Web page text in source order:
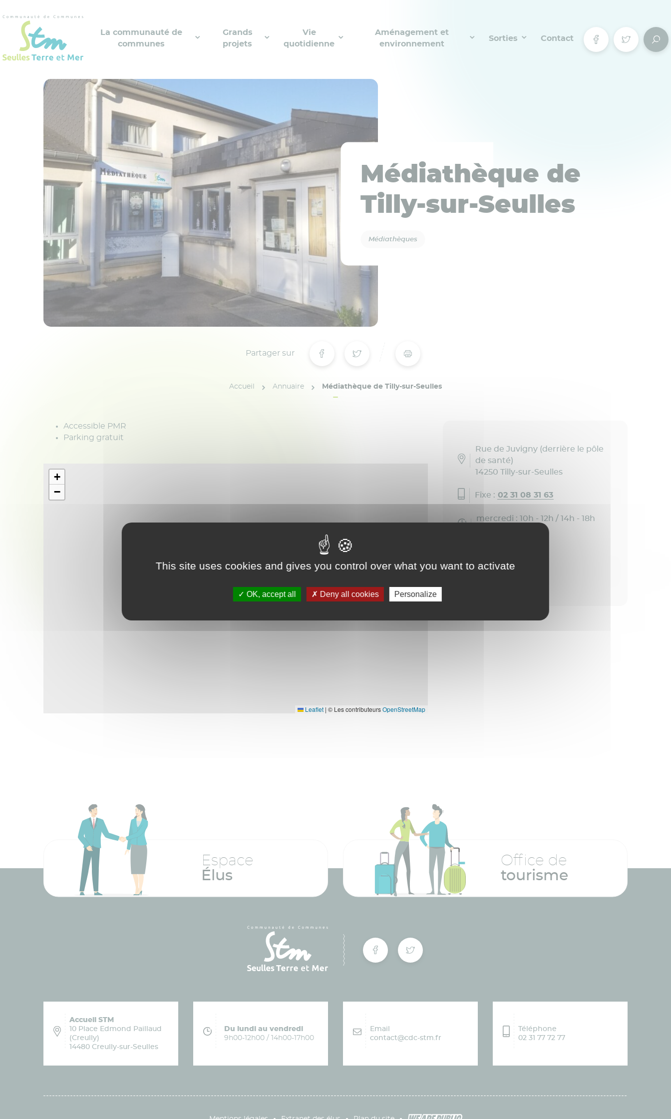
La communauté de
communes
Grands
projets
Vie
quotidienne
Aménagement et
environnement
Sorties Contact
Médiathèque de
Tilly-sur-Seulles
Médiathèques
Partager sur
Accueil Annuaire Médiathèque de Tilly-sur-Seulles
Accessible PMR
Parking gratuit
+
−
Leaflet | © Les contributeursOpenStreetMap
Rue de Juvigny (derrière le pôle
de santé)
14250 Tilly-sur-Seulles
Fixe : 02 31 08 31 63
mercredi : 10h - 12h / 14h - 18h
Espace
Élus
Office de
tourisme
Accueil STM
10 Place Edmond Paillaud
(Creully)
14480 Creully-sur-Seulles
Du lundi au vendredi
9h00-12h00 / 14h00-17h00
Email
contact@cdc-stm.fr
Téléphone
02 31 77 72 77
This site uses cookies and gives you control over what you want to activate
OK, accept all Deny all cookies Personalize